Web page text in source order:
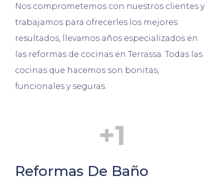
Nos comprometemos con nuestros clientes y
trabajamos para ofrecerles los mejores
resultados, llevamos años especializados en
las reformas de cocinas en Terrassa. Todas las
cocinas que hacemos son bonitas,
funcionales y seguras.
+1
Reformas De Baño